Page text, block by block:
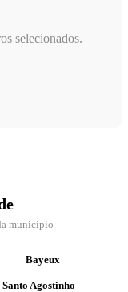
selecionados.
município
Bayeux
Santo Agostinho